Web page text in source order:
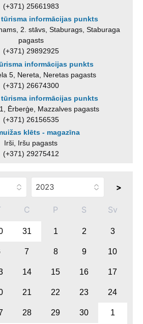
(+371) 25661983
tūrisma informācijas punkts
2. stāvs, Staburags, Staburaga
pagasts
(+371) 29892925
informācijas punkts
5, Nereta, Neretas pagasts
(+371) 26674300
tūrisma informācijas punkts
Ērberģe, Mazzalves pagasts
(+371) 26156535
klēts - magazīna
Irši, Iršu pagasts
(+371) 29275412
>
C P S Sv
31 1 2 3
7 8 9 10
14 15 16 17
21 22 23 24
28 29 30 1